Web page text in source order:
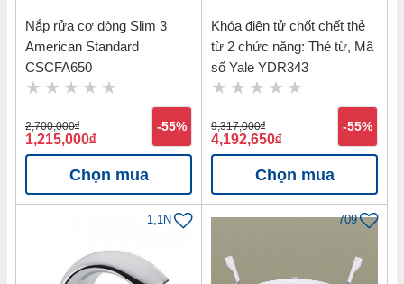
Nắp rửa cơ dòng Slim 3
American Standard
CSCFA650
2,700,000đ
1,215,000đ
-55%
Chọn mua
Khóa điện tử chốt chết thẻ
từ 2 chức năng: Thẻ từ, Mã
số Yale YDR343
9,317,000đ
4,192,650đ
-55%
Chọn mua
1,1N 709